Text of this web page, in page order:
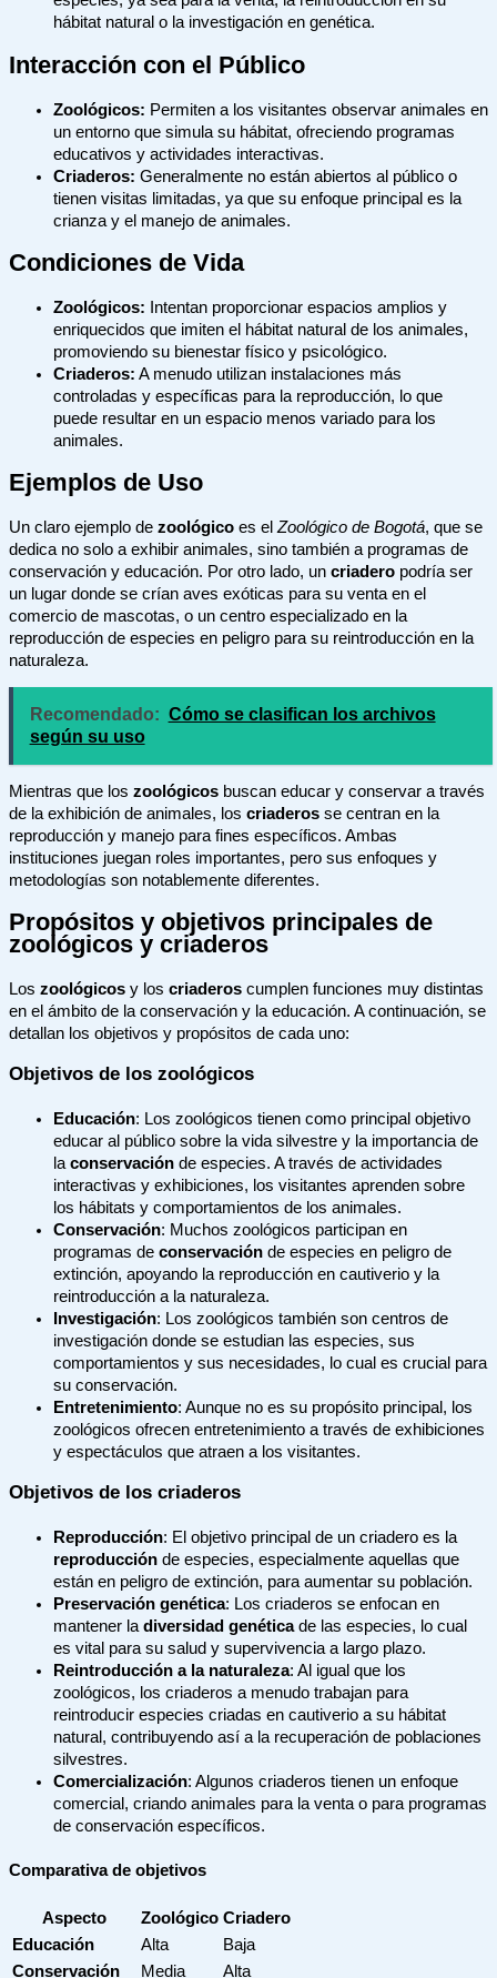
hábitat natural o la investigación en genética.
Interacción con el Público
Zoológicos: Permiten a los visitantes observar animales en
un entorno que simula su hábitat, ofreciendo programas
educativos y actividades interactivas.
Criaderos: Generalmente no están abiertos al público o
tienen visitas limitadas, ya que su enfoque principal es la
crianza y el manejo de animales.
Condiciones de Vida
Zoológicos: Intentan proporcionar espacios amplios y
enriquecidos que imiten el hábitat natural de los animales,
promoviendo su bienestar físico y psicológico.
Criaderos: A menudo utilizan instalaciones más
controladas y específicas para la reproducción, lo que
puede resultar en un espacio menos variado para los
animales.
Ejemplos de Uso
Un claro ejemplo de zoológico es el Zoológico de Bogotá, que se
dedica no solo a exhibir animales, sino también a programas de
conservación y educación. Por otro lado, un criadero podría ser
un lugar donde se crían aves exóticas para su venta en el
comercio de mascotas, o un centro especializado en la
reproducción de especies en peligro para su reintroducción en la
naturaleza.
Recomendado: Cómo se clasifican los archivos
según su uso
Mientras que los zoológicos buscan educar y conservar a través
de la exhibición de animales, los criaderos se centran en la
reproducción y manejo para fines específicos. Ambas
instituciones juegan roles importantes, pero sus enfoques y
metodologías son notablemente diferentes.
Propósitos y objetivos principales de
zoológicos y criaderos
Los zoológicos y los criaderos cumplen funciones muy distintas
en el ámbito de la conservación y la educación. A continuación, se
detallan los objetivos y propósitos de cada uno:
Objetivos de los zoológicos
Educación: Los zoológicos tienen como principal objetivo
educar al público sobre la vida silvestre y la importancia de
laconservación de especies. A través de actividades
interactivas y exhibiciones, los visitantes aprenden sobre
los hábitats y comportamientos de los animales.
Conservación: Muchos zoológicos participan en
programas de conservación de especies en peligro de
extinción, apoyando la reproducción en cautiverio y la
reintroducción a la naturaleza.
Investigación: Los zoológicos también son centros de
investigación donde se estudian las especies, sus
comportamientos y sus necesidades, lo cual es crucial para
su conservación.
Entretenimiento: Aunque no es su propósito principal, los
zoológicos ofrecen entretenimiento a través de exhibiciones
y espectáculos que atraen a los visitantes.
Objetivos de los criaderos
Reproducción: El objetivo principal de un criadero es la
reproducción de especies, especialmente aquellas que
están en peligro de extinción, para aumentar su población.
Preservación genética: Los criaderos se enfocan en
mantener ladiversidad genéticade las especies, lo cual
es vital para su salud y supervivencia a largo plazo.
Reintroducción a la naturaleza: Al igual que los
zoológicos, los criaderos a menudo trabajan para
reintroducir especies criadas en cautiverio a su hábitat
natural, contribuyendo así a la recuperación de poblaciones
silvestres.
Comercialización: Algunos criaderos tienen un enfoque
comercial, criando animales para la venta o para programas
de conservación específicos.
Comparativa de objetivos
Aspecto Zoológico Criadero
Educación
Alta
Baja
Conservación
Media Alta